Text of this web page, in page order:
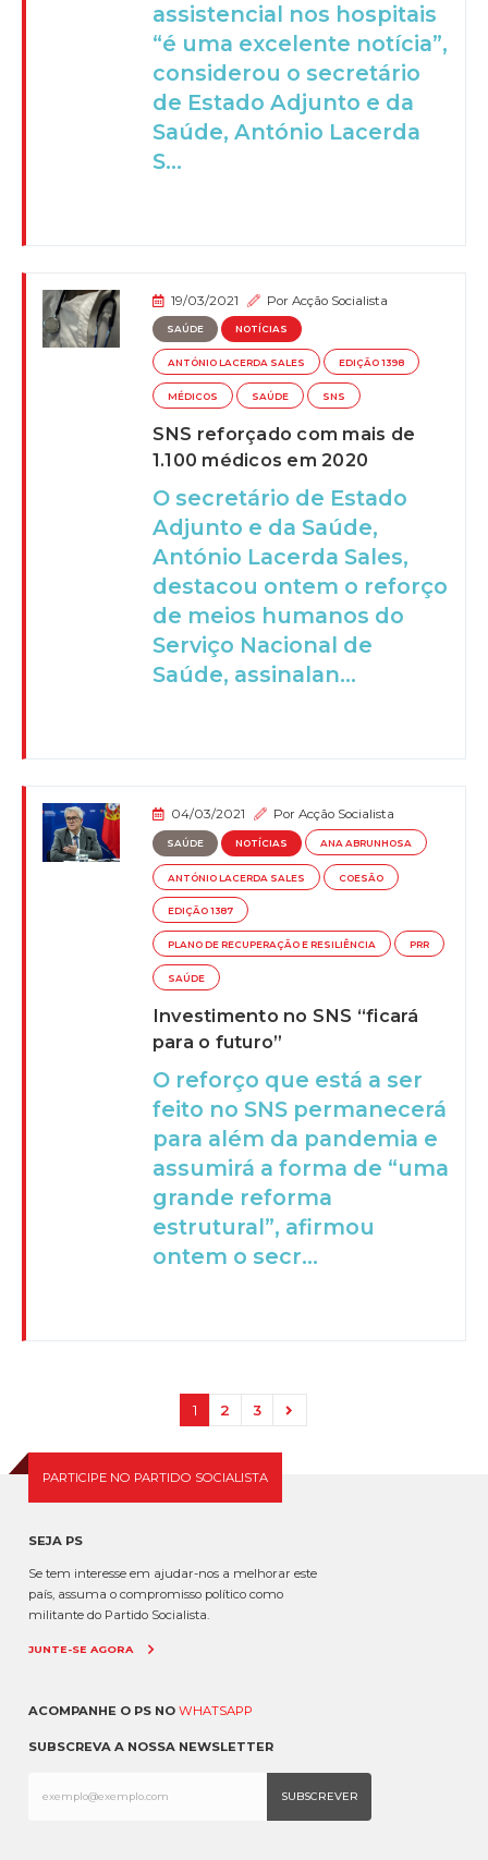
assistencial nos hospitais
“é uma excelente notícia”,
considerou o secretário
de Estado Adjunto e da
Saúde, António Lacerda
S...
19/03/2021 PorAcção Socialista
SAÚDE NOTÍCIAS
ANTÓNIO LACERDA SALES EDIÇÃO 1398
MÉDICOS SAÚDE SNS
SNS reforçado com mais de
1.100 médicos em 2020
O secretário de Estado
Adjunto e da Saúde,
António Lacerda Sales,
destacou ontem o reforço
de meios humanos do
Serviço Nacional de
Saúde, assinalan...
04/03/2021 PorAcção Socialista
SAÚDE NOTÍCIAS ANA ABRUNHOSA
ANTÓNIO LACERDA SALES COESÃO
EDIÇÃO 1387
PLANO DE RECUPERAÇÃO E RESILIÊNCIA PRR
SAÚDE
Investimento no SNS “ficará
para o futuro”
O reforço que está a ser
feito no SNS permanecerá
para além da pandemia e
assumirá a forma de “uma
grande reforma
estrutural”, afirmou
ontem o secr...
1 2 3
PARTICIPE NO PARTIDO SOCIALISTA
SEJA PS
Se tem interesse em ajudar-nos a melhorar este
país, assuma o compromisso político como
militante do Partido Socialista.
JUNTE-SE AGORA
ACOMPANHE O PS NO WHATSAPP
SUBSCREVA A NOSSA NEWSLETTER